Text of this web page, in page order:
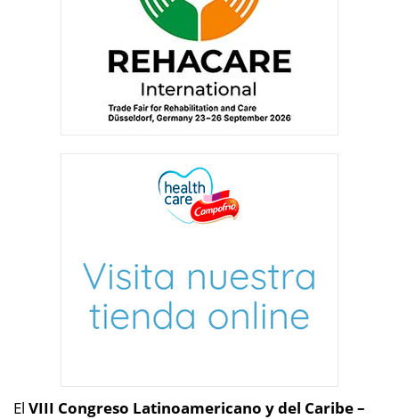
El VIII Congreso Latinoamericano y del Caribe –